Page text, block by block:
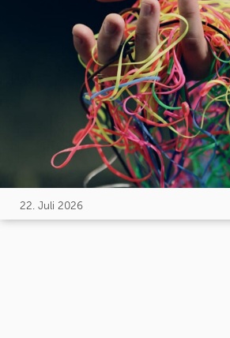
22. Juli 2026